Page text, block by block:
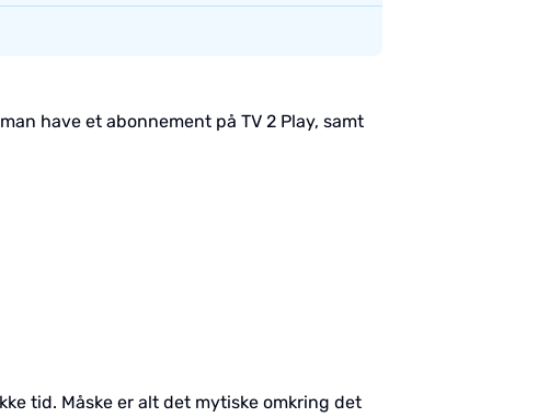
have et abonnement på TV 2 Play, samt
tid. Måske er alt det mytiske omkring det